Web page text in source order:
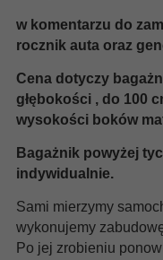
w komentarzu do
rocznik auta oraz
Cena dotyczy
głębokości , do 100
wysokości boków
Bagażnik powyżej
indywidualnie.
Sami mierzymy
wykonujemy
Po jej zrobieniu